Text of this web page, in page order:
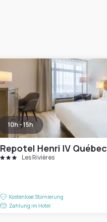
10h - 15h
Repotel Henri IV Québec
Les Rivières
Kostenlose Stornierung
Zahlung im Hotel